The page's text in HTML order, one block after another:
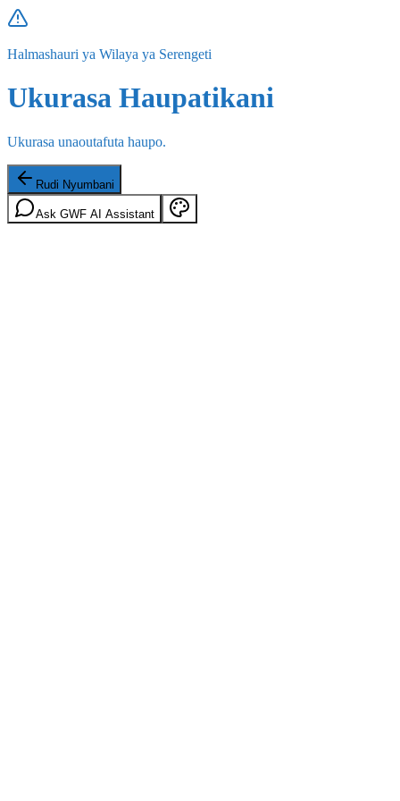
Halmashauri ya Wilaya ya Serengeti
Ukurasa Haupatikani
Ukurasa unaoutafuta haupo.
Rudi Nyumbani
Ask GWF AI Assistant